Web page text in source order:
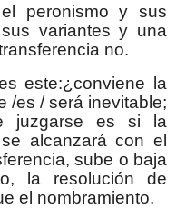
peronismo y sus
variantes y una
no.
este:¿conviene la
/es / será inevitable;
juzgarse es si la
alcanzará con el
sube o baja
la resolución de
el nombramiento.